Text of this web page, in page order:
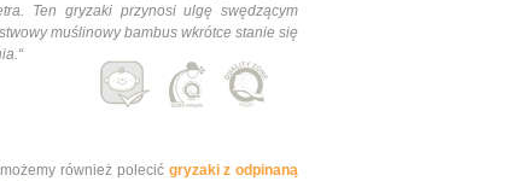
Ten gryzaki przynosi ulgę swędzącym
muślinowy bambus wkrótce stanie się
“
również polecić gryzaki z odpinaną